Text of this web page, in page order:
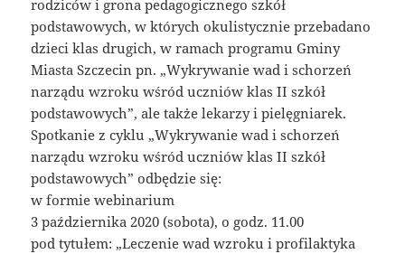
rodziców i grona pedagogicznego szkół
podstawowych, w których okulistycznie przebadano
dzieci klas drugich, w ramach programu Gminy
Miasta Szczecin pn. „Wykrywanie wad i schorzeń
narządu wzroku wśród uczniów klas II szkół
podstawowych”, ale także lekarzy i pielęgniarek.
Spotkanie z cyklu „Wykrywanie wad i schorzeń
narządu wzroku wśród uczniów klas II szkół
podstawowych” odbędzie się:
w formie webinarium
3 października 2020 (sobota), o godz. 11.00
pod tytułem: „Leczenie wad wzroku i profilaktyka